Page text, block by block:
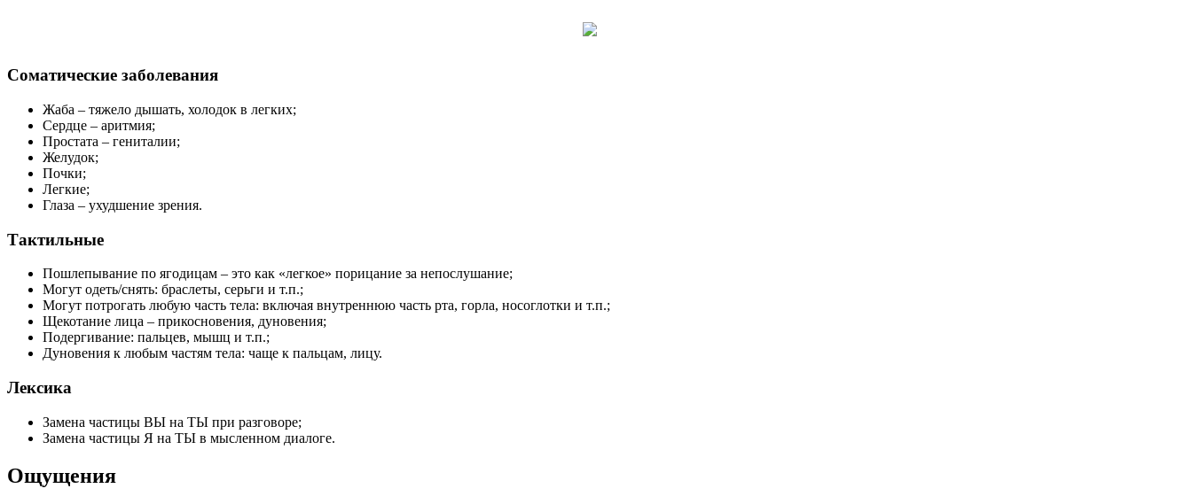
Соматические заболевания
Жаба – тяжело дышать, холодок в легких;
Сердце – аритмия;
Простата – гениталии;
Желудок;
Почки;
Легкие;
Глаза – ухудшение зрения.
Тактильные
Пошлепывание по ягодицам – это как «легкое» порицание за непослушание;
Могут одеть/снять: браслеты, серьги и т.п.;
Могут потрогать любую часть тела: включая внутреннюю часть рта, горла, носоглотки и т.п.;
Щекотание лица – прикосновения, дуновения;
Подергивание: пальцев, мышц и т.п.;
Дуновения к любым частям тела: чаще к пальцам, лицу.
Лексика
Замена частицы ВЫ на ТЫ при разговоре;
Замена частицы Я на ТЫ в мысленном диалоге.
Ощущения